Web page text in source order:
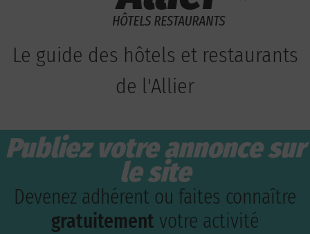
Le guide des hôtels et restaurants
de l'Allier
Publiez votre annonce sur
le site
Devenez adhérent ou faites connaître
gratuitement votre activité